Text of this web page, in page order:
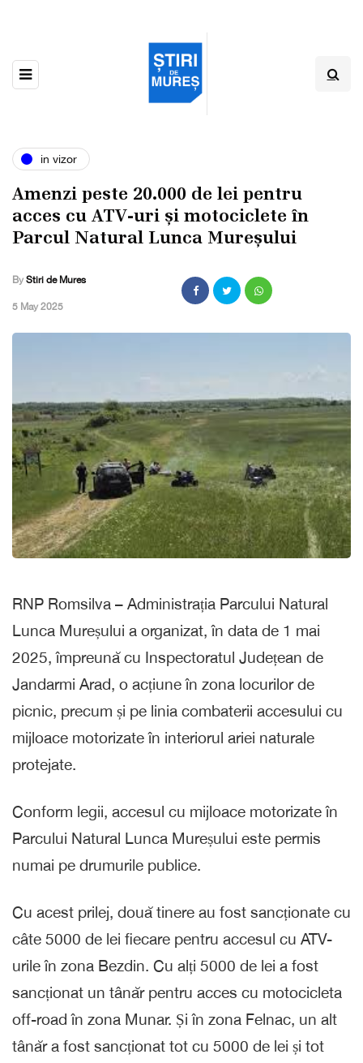
in vizor
Amenzi peste 20.000 de lei pentru
acces cu ATV-uri și motociclete în
Parcul Natural Lunca Mureșului
By Stiri de Mures
,5 May 2025
RNP Romsilva – Administrația Parcului Natural
Lunca Mureșului a organizat, în data de 1 mai
2025, împreună cu Inspectoratul Județean de
Jandarmi Arad, o acțiune în zona locurilor de
picnic, precum și pe linia combaterii accesului cu
mijloace motorizate în interiorul ariei naturale
protejate.
Conform legii, accesul cu mijloace motorizate în
Parcului Natural Lunca Mureșului este permis
numai pe drumurile publice.
Cu acest prilej, două tinere au fost sancționate cu
câte 5000 de lei fiecare pentru accesul cu ATV-
urile în zona Bezdin. Cu alți 5000 de lei a fost
sancționat un tânăr pentru acces cu motocicleta
off-road în zona Munar. Și în zona Felnac, un alt
tânăr a fost sancționat tot cu 5000 de lei și tot